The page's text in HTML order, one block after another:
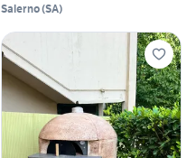
Salerno(SA)